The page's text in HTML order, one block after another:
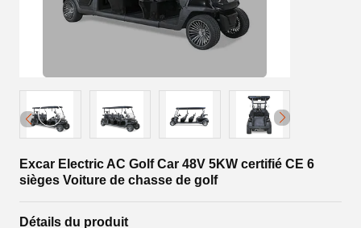
Excar Electric AC Golf Car 48V 5KW certifié CE 6
sièges Voiture de chasse de golf
Détails du produit